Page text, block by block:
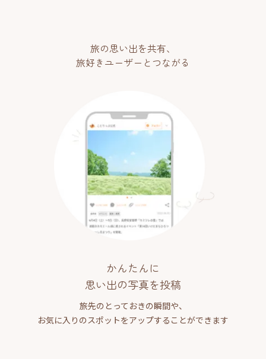
旅の思い出を共有、
旅好きユーザーとつながる
かんたんに
思い出の写真を投稿
旅先のとっておきの瞬間や、
お気に入りのスポットをアップすることができます